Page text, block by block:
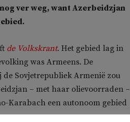
ver weg, want Azerbeidzjan
de Volkskrant. Het gebied lag in
was Armeens. De
Sovjetrepubliek Armenië zou
– met haar olievoorraden –
Karabach een autonoom gebied